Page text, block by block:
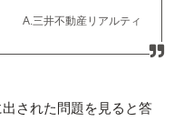
A.三井不動産リアルティ
された問題を見ると答